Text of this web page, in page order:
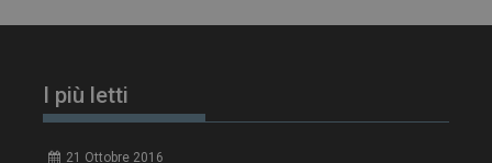
I più letti
21 Ottobre 2016